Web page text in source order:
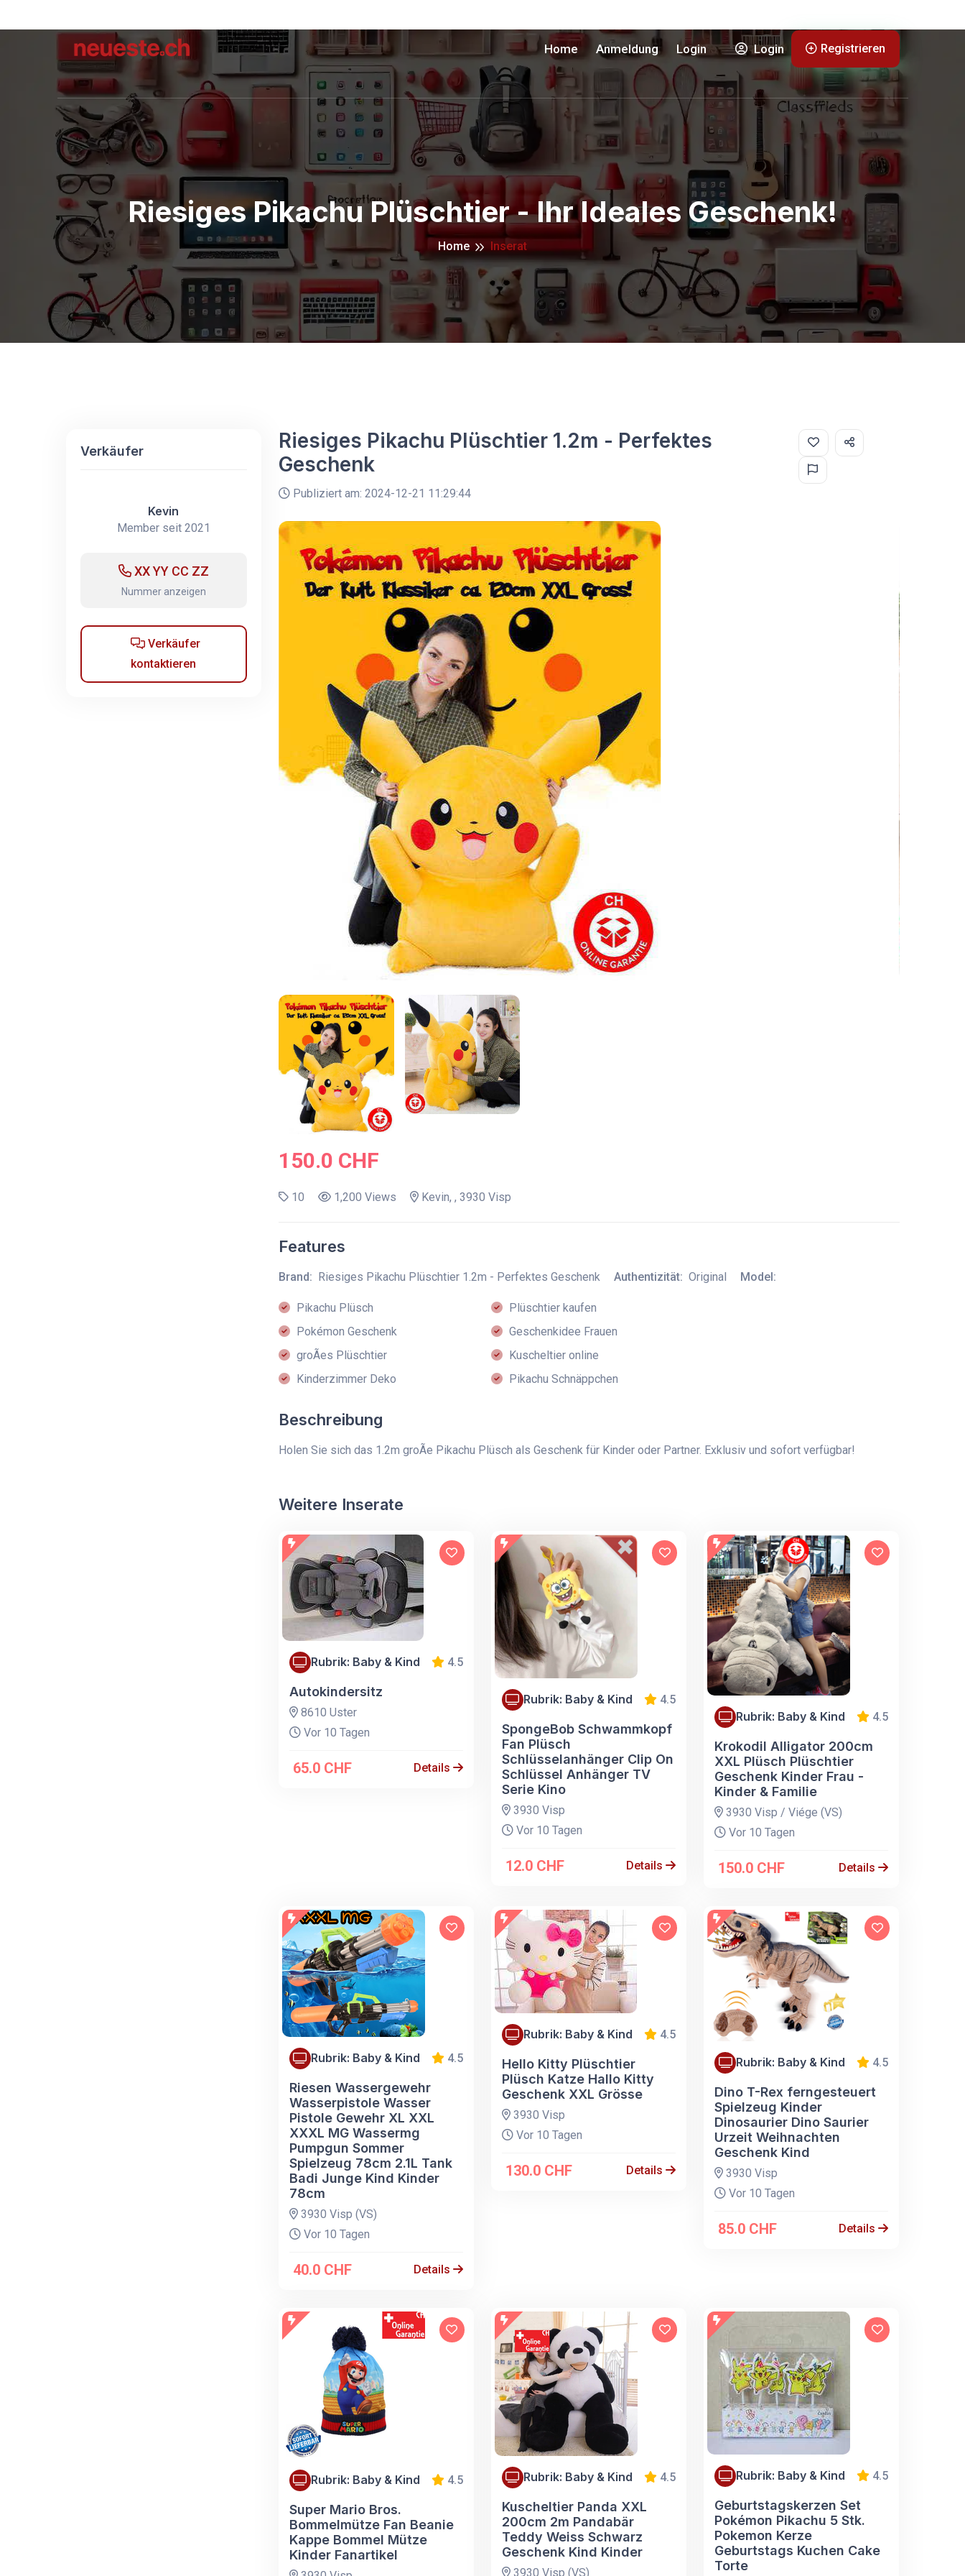
Home Anmeldung Login Login Registrieren
Riesiges Pikachu Plüschtier - Ihr Ideales Geschenk!
Home Inserat
Verkäufer
Kevin
Member seit 2021
XX YY CC ZZ
Nummer anzeigen
Verkäufer
kontaktieren
Riesiges Pikachu Plüschtier 1.2m - Perfektes
Geschenk
Publiziert am: 2024-12-21 11:29:44
150.0 CHF
10 1,200 Views Kevin, , 3930 Visp
Features
Brand: Riesiges Pikachu Plüschtier 1.2m - Perfektes Geschenk Authentizität: Original Model:
Pikachu Plüsch
Pokémon Geschenk
groÃes Plüschtier
Kinderzimmer Deko
Plüschtier kaufen
Geschenkidee Frauen
Kuscheltier online
Pikachu Schnäppchen
Beschreibung
Holen Sie sich das 1.2m groÃe Pikachu Plüsch als Geschenk für Kinder oder Partner. Exklusiv und sofort verfügbar!
Weitere Inserate
Rubrik: Baby & Kind 4.5
Autokindersitz
8610 Uster
Vor 10 Tagen
65.0 CHF Details
Rubrik: Baby & Kind 4.5
SpongeBob Schwammkopf
Fan Plüsch
Schlüsselanhänger Clip On
Schlüssel Anhänger TV
Serie Kino
3930 Visp
Vor 10 Tagen
12.0 CHF Details
Rubrik: Baby & Kind 4.5
Krokodil Alligator 200cm
XXL Plüsch Plüschtier
Geschenk Kinder Frau -
Kinder & Familie
3930 Visp / Viége (VS)
Vor 10 Tagen
150.0 CHF Details
Rubrik: Baby & Kind 4.5
Riesen Wassergewehr
Wasserpistole Wasser
Pistole Gewehr XL XXL
XXXL MG Wassermg
Pumpgun Sommer
Spielzeug 78cm 2.1L Tank
Badi Junge Kind Kinder
78cm
3930 Visp (VS)
Vor 10 Tagen
40.0 CHF Details
Rubrik: Baby & Kind 4.5
Hello Kitty Plüschtier
Plüsch Katze Hallo Kitty
Geschenk XXL Grösse
3930 Visp
Vor 10 Tagen
130.0 CHF Details
Rubrik: Baby & Kind 4.5
Dino T-Rex ferngesteuert
Spielzeug Kinder
Dinosaurier Dino Saurier
Urzeit Weihnachten
Geschenk Kind
3930 Visp
Vor 10 Tagen
85.0 CHF Details
Rubrik: Baby & Kind 4.5
Super Mario Bros.
Bommelmütze Fan Beanie
Kappe Bommel Mütze
Kinder Fanartikel
Rubrik: Baby & Kind 4.5
Kuscheltier Panda XXL
200cm 2m Pandabär
Teddy Weiss Schwarz
Geschenk Kind Kinder
3930 Visp (VS)
Rubrik: Baby & Kind 4.5
Geburtstagskerzen Set
Pokémon Pikachu 5 Stk.
Pokemon Kerze
Geburtstags Kuchen Cake
Torte